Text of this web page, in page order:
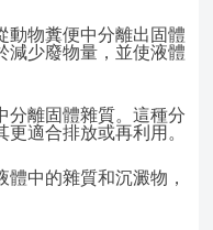
動物糞便中分離出固體
減少廢物量，並使液體
分離固體雜質。這種分
適合排放或再利用。
中的雜質和沉澱物，